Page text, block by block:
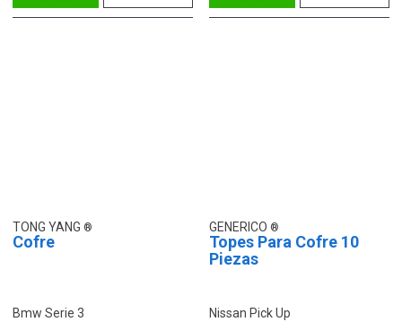
TONG YANG
Cofre
Bmw Serie 3
GENERICO
Topes Para Cofre 10
Piezas
Nissan Pick Up